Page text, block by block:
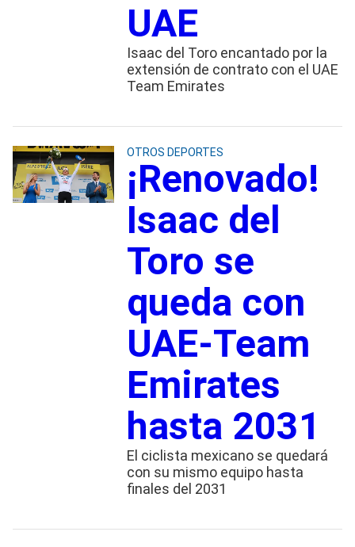
UAE
Isaac del Toro encantado por la
extensión de contrato con el UAE
Team Emirates
OTROS DEPORTES
¡Renovado!
Isaac del
Toro se
queda con
UAE-Team
Emirates
hasta 2031
El ciclista mexicano se quedará
con su mismo equipo hasta
finales del 2031